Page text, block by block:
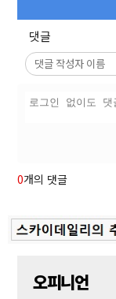
댓글
0개의 댓글
오피니언